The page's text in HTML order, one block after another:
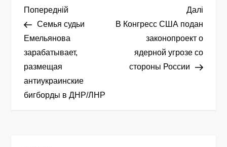
Н
а
в
і
Попередній
запис
Попередній
Семья судьи
Емельянова
зарабатывает,
размещая
антиукраинские
бигборды в ДНР/ЛНР
запис
Далі
В Конгресс США подан
законопроект о
ядерной угрозе со
стороны России